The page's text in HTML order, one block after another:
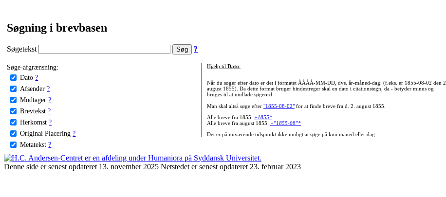
Søgning i brevbasen
Søgetekst ?
Søge-afgrænsning:
Dato ?
Afsender ?
Modtager ?
Brevtekst ?
Herkomst ?
Original Placering ?
Metatekst ?
Hjælp til Dato:
Når du søger efter dato er det i formatet ÅÅÅÅ-MM-DD, dvs. år-måned-dag. (f.eks. er 1855-08-02 den 2.
august 1855). Da dette format bruger bindestreger skal en dato i citationstegn, da - betyder minus og
bruges til at undlade søgeord.
Man skal altså søge efter "1855-08-02"for at finde breve fra d. 2. august 1855.
Alle breve fra 1855: +1855*
Alle breve fra august 1855: +"1855-08"*
Det er på nuværende tidspunkt ikke muligt at søge på kun måned eller dag.
Denne side er senest opdateret 13. november 2025 Netstedet er senest opdateret 23. februar 2023